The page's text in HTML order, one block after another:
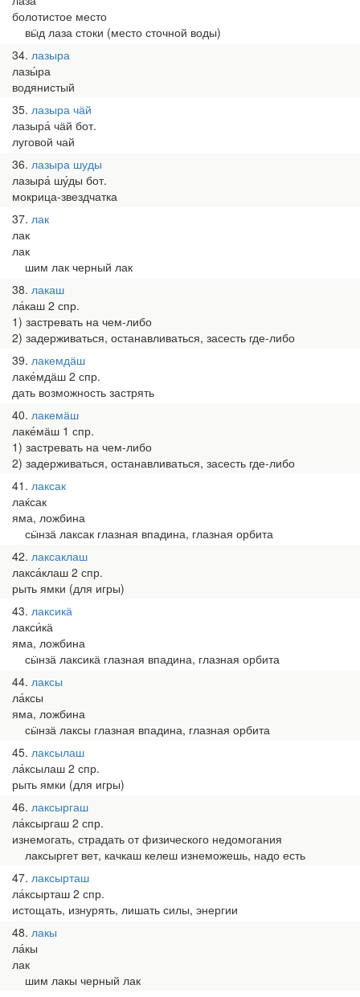
болотистое место
вӹд лаза стоки (место сточной воды)
34 лазыра
лазы́ра
водянистый
35 лазыра чӓй
лазыра́ чӓй бот.
луговой чай
36 лазыра шуды
лазыра́ шу́ды бот.
мокрица-звездчатка
37 лак
лак
лак
шим лак черный лак
38 лакаш
ла́каш 2 спр.
1) застревать на чем-либо
2) задерживаться, останавливаться, засесть где-либо
39 лакемдӓш
лаке́мдӓш 2 спр.
дать возможность застрять
40 лакемӓш
лаке́мӓш 1 спр.
1) застревать на чем-либо
2) задерживаться, останавливаться, засесть где-либо
41 лаксак
лаќсак
яма, ложбина
сӹнзӓ лаксак глазная впадина, глазная орбита
42 лаксаклаш
лакса́клаш 2 спр.
рыть ямки (для игры)
43 лаксикӓ
лакси́кӓ
яма, ложбина
сӹнзӓ лаксикӓ глазная впадина, глазная орбита
44 лаксы
ла́ксы
яма, ложбина
сӹнзӓ лаксы глазная впадина, глазная орбита
45 лаксылаш
ла́ксылаш 2 спр.
рыть ямки (для игры)
46 лаксыргаш
ла́ксыргаш 2 спр.
изнемогать, страдать от физического недомогания
лаксыргет вет, качкаш келеш изнеможешь, надо есть
47 лаксырташ
ла́ксырташ 2 спр.
истощать, изнурять, лишать силы, энергии
48 лакы
ла́кы
лак
шим лакы черный лак